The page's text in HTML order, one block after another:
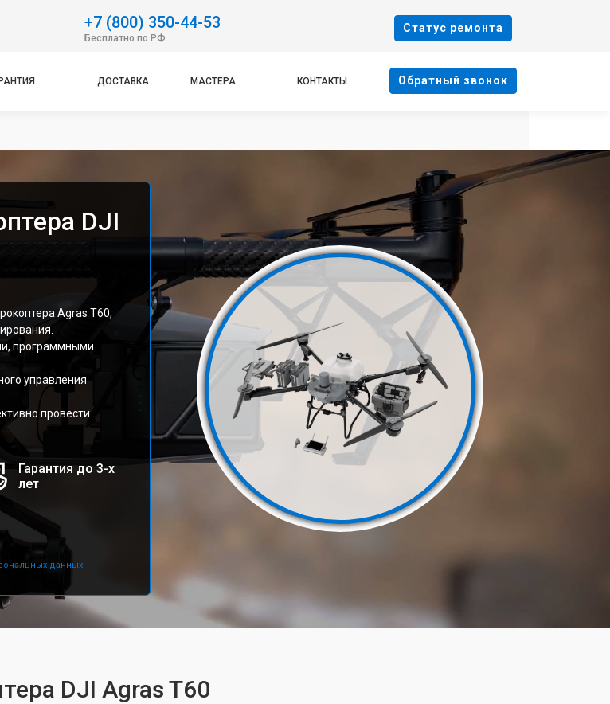
+7 (800) 350-44-53
Бесплатно по РФ
Cтатус ремонта
ДОСТАВКА МАСТЕРА КОНТАКТЫ Oбратный звонок
DJI
Agras T60,
программными
управления
провести
Гарантия до 3-х
лет
данных.
DJI Agras T60